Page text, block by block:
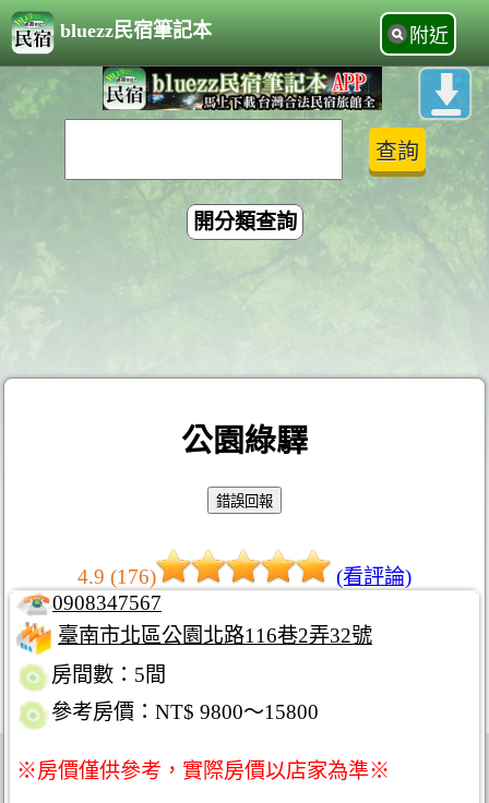
bluezz民宿筆記本 附近
開分類查詢
公園綠驛
4.9 (176)
(看評論)
0908347567
臺南市北區公園北路116巷2弄32號
房間數：5間
參考房價：NT$ 9800～15800
※房價僅供參考，實際房價以店家為準※